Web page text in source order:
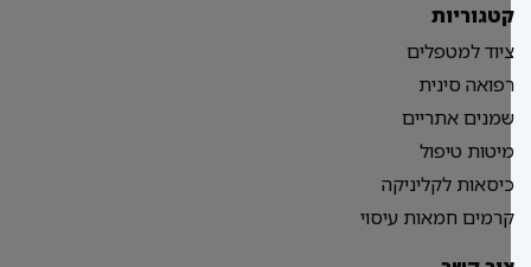
למטפלים
סינית
אתריים
טיפול
לקליניקה
חמאות עיסוי